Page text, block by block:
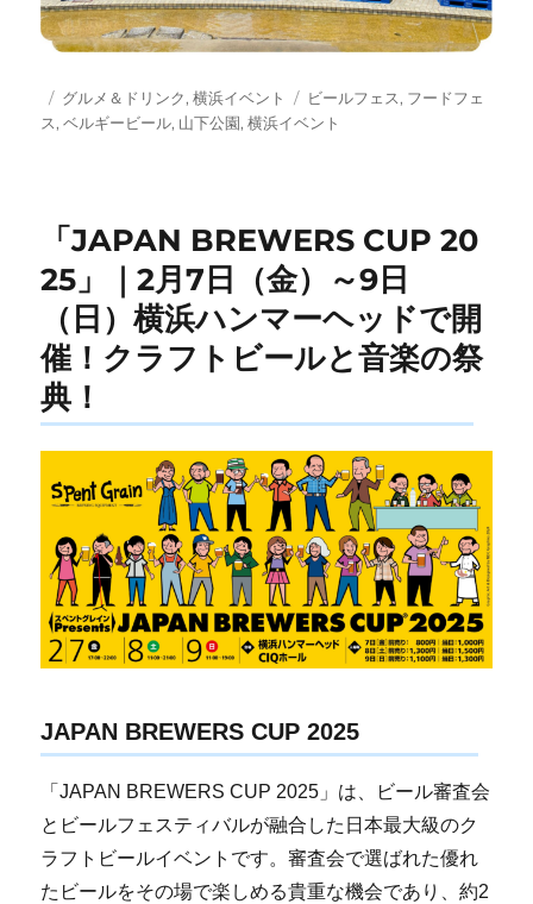
投
稿
カ
テ
グルメ＆ドリンク,横浜イベント
タ
グ
ビールフェス, フードフェ
ス,ベルギービール, 山下公園,横浜イベント
「JAPAN BREWERS CUP 20
25」｜2月7日（金）～9日
（日）横浜ハンマーヘッドで開
催！クラフトビールと音楽の祭
典！
JAPAN BREWERS CUP 2025
「JAPAN BREWERS CUP 2025」は、ビール審査会
とビールフェスティバルが融合した日本最大級のク
ラフトビールイベントです。審査会で選ばれた優れ
たビールをその場で楽しめる貴重な機会であり、約2